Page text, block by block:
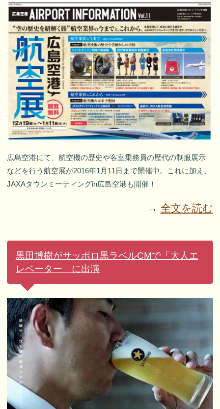
広島空港にて、航空機の歴史や客室乗務員の歴代の制服展示
などを行う航空展が2016年1月11日まで開催中。これに加え、
JAXAタウンミーティングin広島空港も開催！
→ 全文を読む
黒田博樹がサッポロ黒ラベルCMで「大人エ
レベーター」に出演